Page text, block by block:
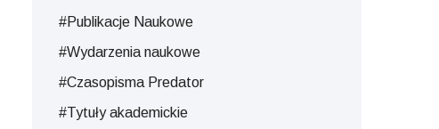
#Publikacje Naukowe
#Wydarzenia naukowe
#Czasopisma Predator
#Tytuły akademickie